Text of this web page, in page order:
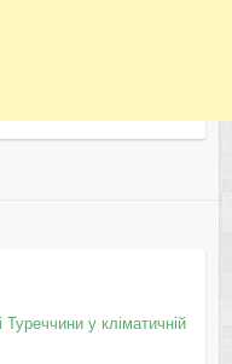
у кліматичній